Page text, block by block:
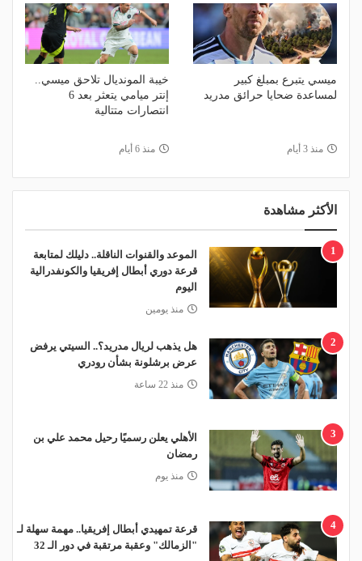
ميسي يتبرع بمبلغ كبير
لمساعدة ضحايا حرائق مدريد
منذ 3 أيام
خيبة المونديال تلاحق ميسي..
إنتر ميامي يتعثر بعد 6
انتصارات متتالية
منذ 6 أيام
الأكثر مشاهدة
1
الموعد والقنوات الناقلة.. دليلك لمتابعة
قرعة دوري أبطال إفريقيا والكونفدرالية
اليوم
منذ يومين
2
هل يذهب لريال مدريد؟.. السيتي يرفض
عرض برشلونة بشأن رودري
منذ 22 ساعة
3
الأهلي يعلن رسميًا رحيل محمد علي بن
رمضان
منذ يوم
4
قرعة تمهيدي أبطال إفريقيا.. مهمة سهلة لـ
"الزمالك" وعقبة مرتقبة في دور الـ 32